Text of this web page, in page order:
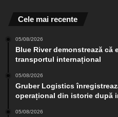
Cele mai recente
05/08/2026
Blue River demonstrează
transportul internațional
05/08/2026
Gruber Logistics
operațional din istorie după
05/08/2026